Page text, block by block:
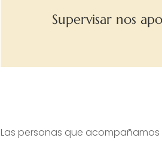
Supervisar nos
Las personas que